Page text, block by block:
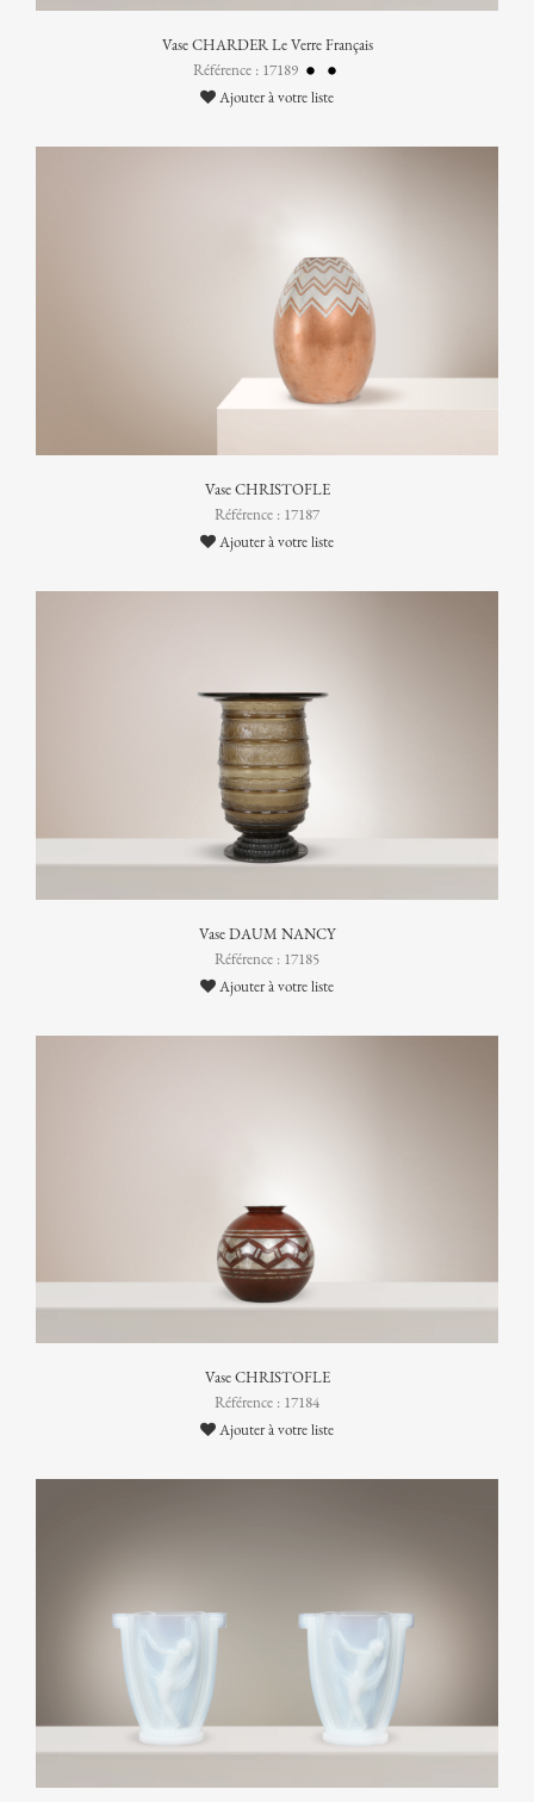
Vase CHARDER Le Verre Français
Référence : 17189
Ajouter à votre liste
Vase CHRISTOFLE
Référence : 17187
Ajouter à votre liste
Vase DAUM NANCY
Référence : 17185
Ajouter à votre liste
Vase CHRISTOFLE
Référence : 17184
Ajouter à votre liste